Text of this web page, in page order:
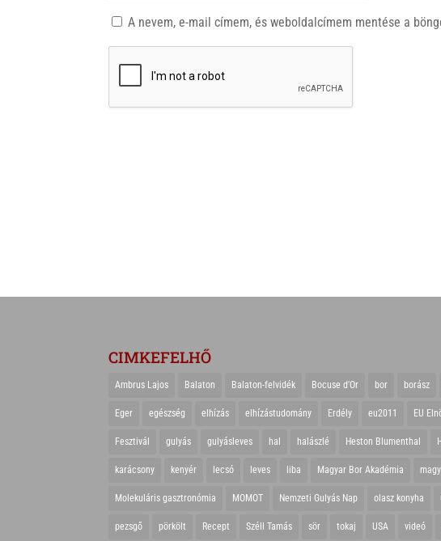
A nevem, e-mail címem, és weboldalcímem mentése a
CIMKEFELHŐ
Ambrus Lajos Balaton Balaton-felvidék Bocuse d'Or bor borász
Eger egészség elhízás elhízástudomány Erdély eu2011 EU
Fesztivál gulyás gulyásleves hal halászlé Heston Blumenthal
karácsony kenyér lecsó leves liba Magyar Bor Akadémia
Molekuláris gasztronómia MOMOT Nemzeti Gulyás Nap olasz konyha
pezsgő pörkölt Recept Széll Tamás sör tokaj USA videó